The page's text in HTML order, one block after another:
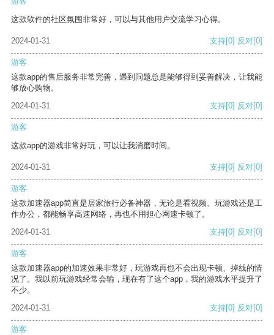
这款软件的社区氛围非常好，可以与其他用户交流学习心得。
2024-01-31 支持[0] 反对[0]
游客
这款app的售后服务非常完善，遇到问题总是能够得到妥善解决，让我能
够放心购物。
2024-01-31
支持[0] 反对[0]
游客
这款app的游戏非常好玩，可以让我消磨时间。
2024-01-31 支持[0] 反对[0]
游客
这款加速器app简直是居家旅行必备神器，无论是看视频、玩游戏还是工
作办公，都能畅享高速网络，再也不用担心网速卡顿了。
2024-01-31
支持[0] 反对[0]
游客
这款加速器app的加速效果非常好，玩游戏再也不会出现卡顿、掉线的情
况了。我以前玩游戏经常会输，现在有了这个app，我的游戏水平提升了
不少。
2024-01-31
支持[0] 反对[0]
游客